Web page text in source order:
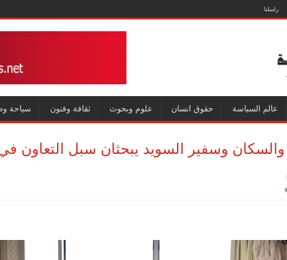
راسلنا
عالم السياسة حقوق انسان علوم وبحوث ثقافة وفنون سياحة
وسفير السويد يبحثان سبل التعاون